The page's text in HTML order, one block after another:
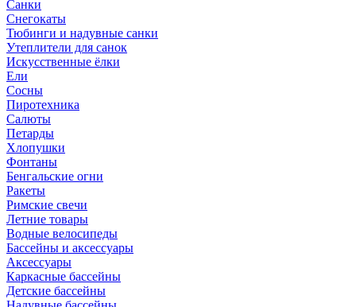
Санки
Снегокаты
Тюбинги и надувные санки
Утеплители для санок
Искусственные ёлки
Ели
Сосны
Пиротехника
Салюты
Петарды
Хлопушки
Фонтаны
Бенгальские огни
Ракеты
Римские свечи
Летние товары
Водные велосипеды
Бассейны и аксессуары
Аксессуары
Каркасные бассейны
Детские бассейны